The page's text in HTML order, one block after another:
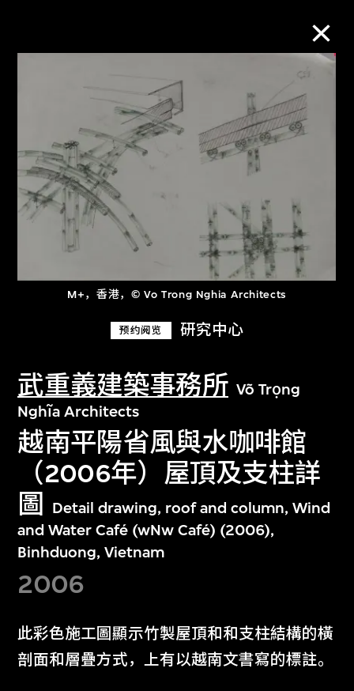
M+，香港，© Vo Trong Nghia Architects
预约阅览 研究中心
武重義建築事務所 Võ Trọng
Nghĩa Architects
越南平陽省風與水咖啡館
（2006年）屋頂及支柱詳
圖
Detail drawing, roof and column, Wind
and Water Café (wNw Café) (2006),
Binhduong, Vietnam
2006
此彩色施工圖顯示竹製屋頂和和支柱結構的橫
剖面和層疊方式，上有以越南文書寫的標註。
M+藏品
进一步筛选 搜索
关于M+藏品
探索世界顶级的二十及二十一世纪视觉
文化藏品。